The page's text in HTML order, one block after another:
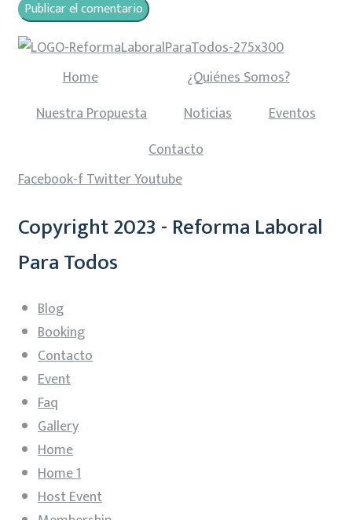
Home
¿Quiénes Somos?
Nuestra Propuesta
Noticias
Eventos
Contacto
Facebook-fTwitterYoutube
Copyright 2023 - Reforma Laboral
Para Todos
Blog
Booking
Contacto
Event
Faq
Gallery
Home
Home 1
Host Event